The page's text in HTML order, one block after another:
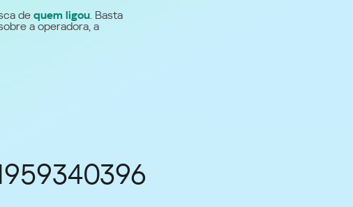
Para todos os demais
de quem ligou. Basta
a operadora, a